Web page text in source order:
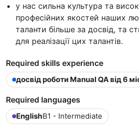
у нас сильна культура та
професійних якостей наших
таланти більше за досвід, та
для реалізації цих талантів.
Required skills experience
досвід роботи Manual QA від 6
Required languages
EnglishB1 - Intermediate